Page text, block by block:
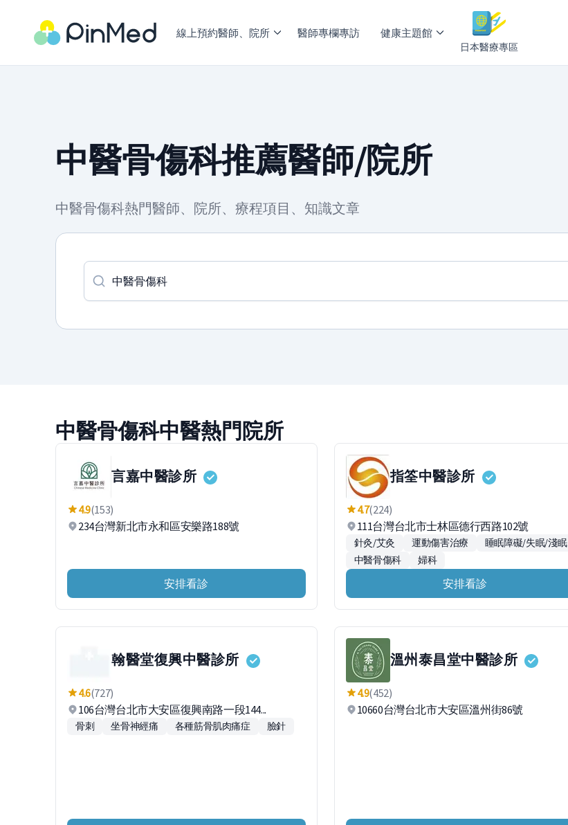
線上預約醫師、院所 醫師專欄專訪 健康主題館
日本醫療專區
中醫骨傷科推薦醫師/院所
中醫骨傷科熱門醫師、院所、療程項目、知識文章
中醫骨傷科中醫熱門院所
言嘉中醫診所
4.9(153)
234台灣新北市永和區安樂路188號
安排看診
指筌中醫診所
4.7(224)
111台灣台北市士林區德行西路102號
針灸/艾灸 運動傷害治療
睡眠障礙/失眠/淺眠
中醫骨傷科
婦科
安排看診
翰醫堂復興中醫診所
4.6(727)
106台灣台北市大安區復興南路一段144...
骨刺 坐骨神經痛 各種筋骨肌肉痛症 臉針
溫州泰昌堂中醫診所
4.9(452)
10660台灣台北市大安區溫州街86號